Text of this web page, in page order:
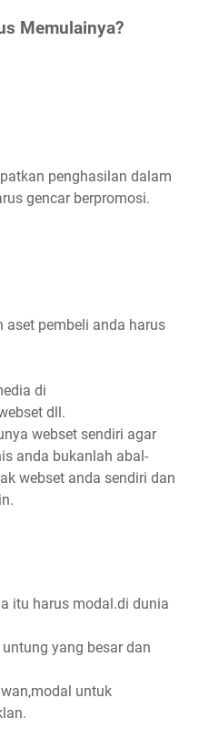
Memulainya?
penghasilan dalam
gencar berpromosi.
pembeli anda harus
di
dll.
webset sendiri agar
anda bukanlah abal-
webset anda sendiri dan
itu harus modal.di dunia
yang besar dan
untuk